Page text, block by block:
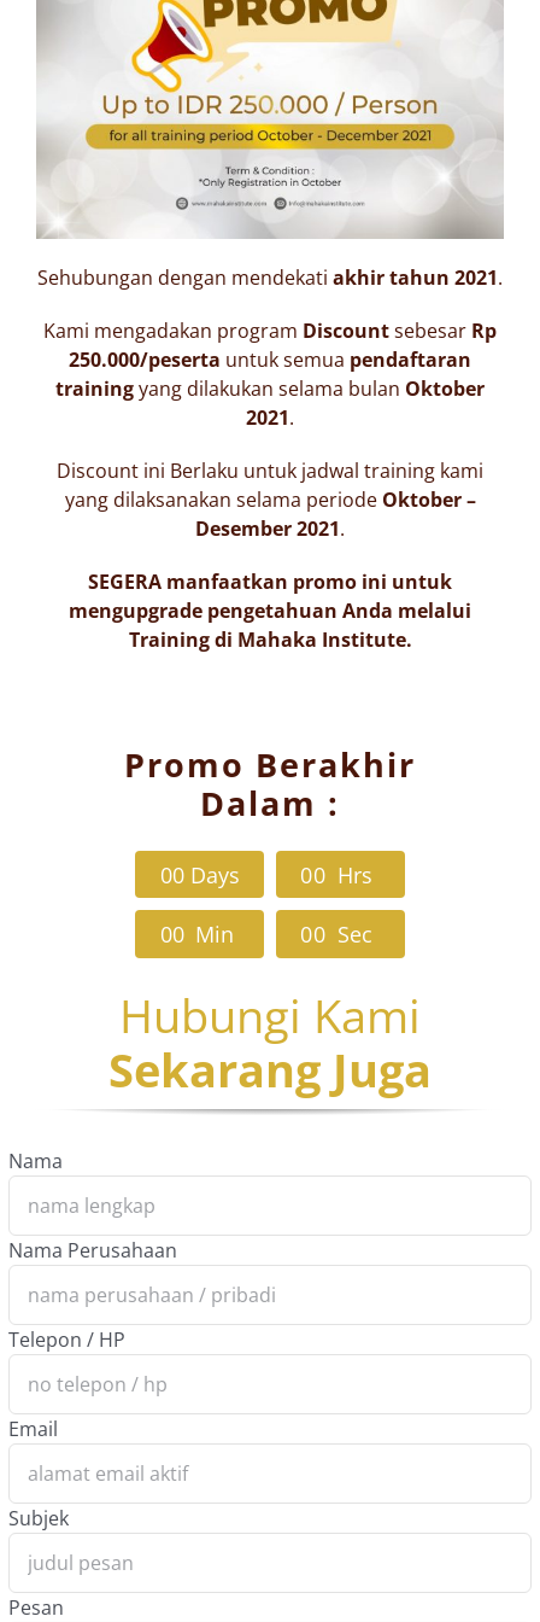
Sehubungan dengan mendekati akhir tahun 2021.
Kami mengadakan program Discountsebesar Rp
250.000/peserta untuk semua pendaftaran
trainingyang dilakukan selama bulan Oktober
2021.
Discount ini Berlaku untuk jadwal training kami
yang dilaksanakan selama periode Oktober –
Desember 2021.
SEGERA manfaatkan promo ini untuk
mengupgrade pengetahuan Anda melalui
Training di Mahaka Institute.
Promo Berakhir
Dalam :
00 Days 00 Hrs
00 Min 00 Sec
Hubungi Kami
Sekarang Juga
Nama
Nama Perusahaan
Telepon / HP
Email
Subjek
Pesan